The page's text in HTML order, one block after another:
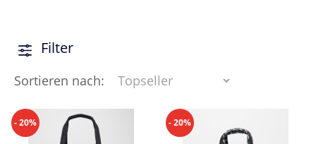
Filter
Sortieren nach:
- 20% - 20%